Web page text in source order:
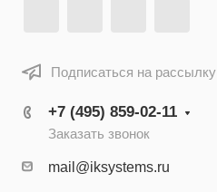
Подписаться на рассылку
+7 (495) 859-02-11
Заказать звонок
mail@iksystems.ru